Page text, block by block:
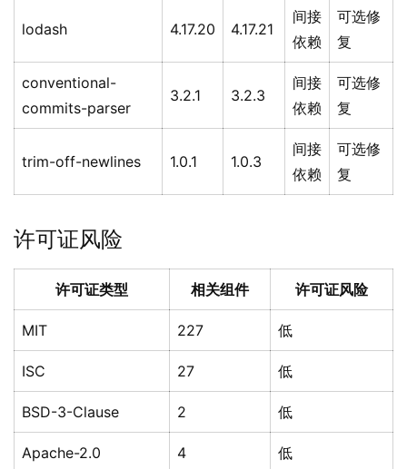
lodash 4.17.20 4.17.21
间接
依赖
可选修
复
conventional-
commits-parser
3.2.1 3.2.3
间接
依赖
可选修
复
trim-off-newlines 1.0.1 1.0.3
间接
依赖
可选修
复
许可证风险
许可证类型 相关组件 许可证风险
MIT 227 低
ISC 27 低
BSD-3-Clause 2 低
Apache-2.0 4 低